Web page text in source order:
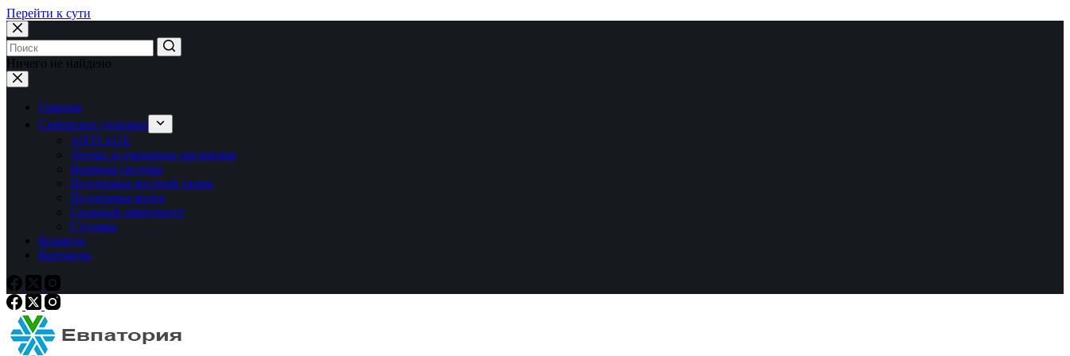
Перейти к сути
Ничего не найдено
Главная
Сибирское здоровье
ANTI AGE
Детокс и очищение организма
Нервная система
Поддержка костной ткани
Поддержка мозга
Сильный иммунитет
Суставы
Команда
Контакты